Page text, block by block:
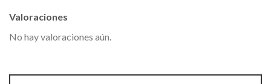
Valoraciones
No hay valoraciones aún.